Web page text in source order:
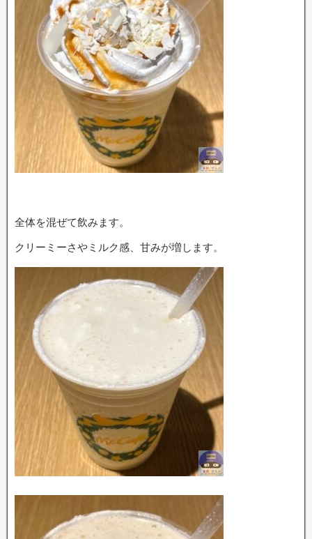
全体を混ぜて飲みます。
クリーミーさやミルク感、甘みが増します。